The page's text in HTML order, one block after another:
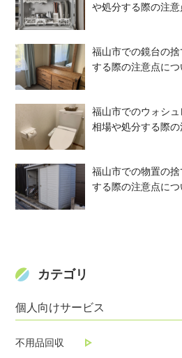
や処分する際の注
福山市での鏡台の
する際の注意点につ
福山市でのウォシ
相場や処分する際
福山市での物置の
する際の注意点につ
カテゴリ
個人向けサービス
不用品回収